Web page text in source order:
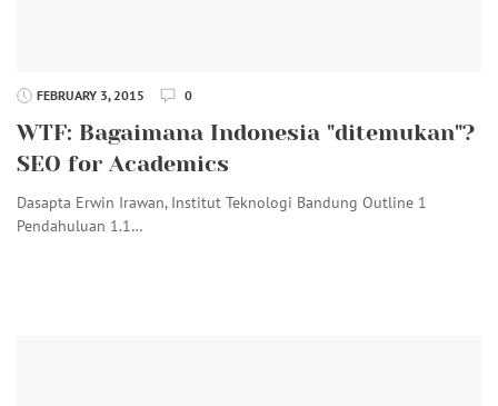
FEBRUARY 3, 2015 0
WTF: Bagaimana Indonesia "ditemukan"?
SEO for Academics
Dasapta Erwin Irawan, Institut Teknologi Bandung Outline 1
Pendahuluan 1.1…